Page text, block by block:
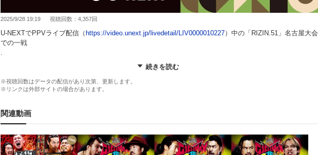
2025/9/28 19:19 視聴回数：4,357回
U-NEXTでPPVライブ配信（ https://video.unext.jp/livedetail/LIV0000010227）中の「RIZIN.51」名古屋大会
での一戦
.
第14試合／ライト級タイトルマッチ ホベルト・サトシ・ソウザ vs. 堀江圭功
第13試合／フェザー級タイトルマッチ ラジャブアリ・シェイドゥラエフ vs. ビクター・コレスニック
第12試合／RIZIN WORLD GP 2025 フライ級トーナメント 2回戦 扇久保博正 vs. アリベク・ガジャマトフ
第10試合／RIZIN WORLD GP 2025 フライ級トーナメント 2回戦 リザーブマッチ 伊藤裕樹 vs. 山本アーセ
ルダトキン
第8試合／佐藤将光 vs. ダニー・サバテロ
続きを読む
※視聴回数はデータの配信があり次第、更新します。
※リンクは外部サイトの場合があります。
関連動画